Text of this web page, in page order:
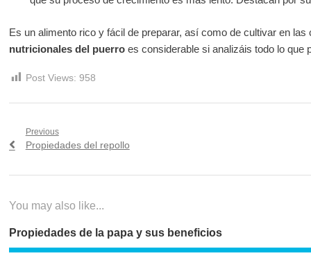
Es un alimento rico y fácil de preparar, así como de cultivar en
nutricionales del puerroes considerable si analizáis todo lo que
Post Views: 958
Navegación
Previous
Previous
Propiedades del repollo
You may also like...
Propiedades de la papa y sus beneficios